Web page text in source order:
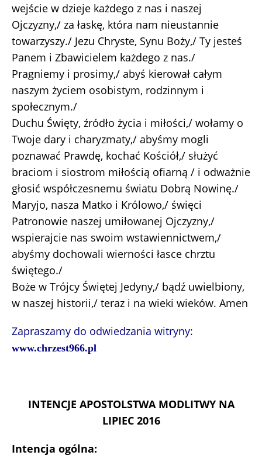
wejście w dzieje każdego z nas i naszej
Ojczyzny,/ za łaskę, która nam nieustannie
towarzyszy./ Jezu Chryste, Synu Boży,/ Ty jesteś
Panem i Zbawicielem każdego z nas./
Pragniemy i prosimy,/ abyś kierował całym
naszym życiem osobistym, rodzinnym i
społecznym./
Duchu Święty, źródło życia i miłości,/ wołamy o
Twoje dary i charyzmaty,/ abyśmy mogli
poznawać Prawdę, kochać Kościół,/ służyć
braciom i siostrom miłością ofiarną / i odważnie
głosić współczesnemu światu Dobrą Nowinę./
Maryjo, nasza Matko i Królowo,/ święci
Patronowie naszej umiłowanej Ojczyzny,/
wspierajcie nas swoim wstawiennictwem,/
abyśmy dochowali wierności łasce chrztu
świętego./
Boże w Trójcy Świętej Jedyny,/ bądź uwielbiony,
w naszej historii,/ teraz i na wieki wieków. Amen
Zapraszamy do odwiedzania witryny:
www.chrzest966.pl
INTENCJE APOSTOLSTWA MODLITWY NA
LIPIEC 2016
Intencja ogólna: